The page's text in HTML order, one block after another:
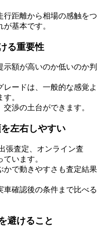
行距離から相場の感触をつ
基本です。
る重要性
額が高いのか低いのか判
レードは、一般的な感覚よ
。
渉の土台ができます。
左右しやすい
張査定、オンライン査
います。
かで動きやすさも査定結果
確認後の条件まで比べる
避けること